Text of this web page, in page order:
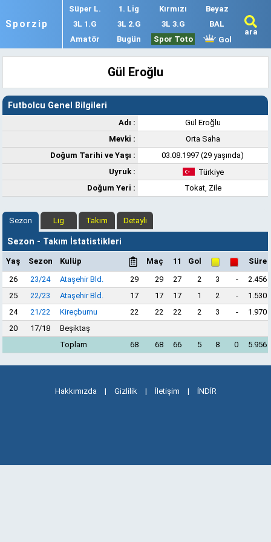
Sporzip
Süper L. 1. Lig Kırmızı
Beyaz
3L 1.G
3L 2.G 3L 3.G
BAL
Amatör
Bugün Spor Toto Gol
ara
Gül Eroğlu
Futbolcu Genel Bilgileri
Adı :
Gül Eroğlu
Mevki :
Orta Saha
Doğum Tarihi ve Yaşı :
03.08.1997 (29 yaşında)
Uyruk :
Türkiye
Doğum Yeri :
Tokat, Zile
Sezon Lig Takım Detaylı
Sezon - Takım İstatistikleri
Yaş Sezon Kulüp Maç 11 Gol
Süre
26
23/24 Ataşehir Bld. 29 29 27 2 3 -
2.456
25
22/23 Ataşehir Bld. 17 17 17 1 2 -
1.530
24
21/22 Kireçburnu 22 22 22 2 3 -
1.970
20
17/18
Beşiktaş
Toplam
68 68 66 5 8 0 5.956
Hakkımızda | Gizlilik | İletişim | İNDİR